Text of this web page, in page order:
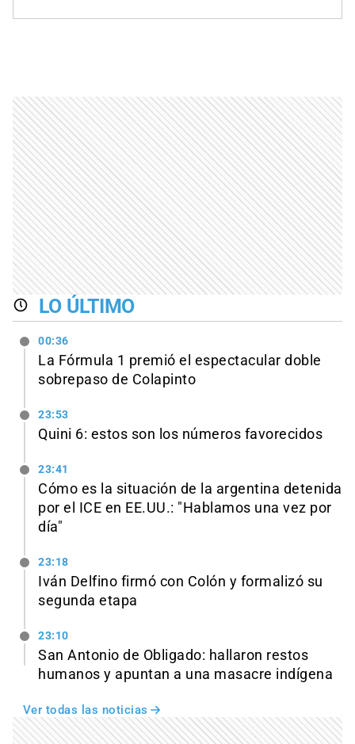
LO ÚLTIMO
00:36
La Fórmula 1 premió el espectacular doble
sobrepaso de Colapinto
23:53
Quini 6: estos son los números favorecidos
23:41
Cómo es la situación de la argentina detenida
por el ICE en EE.UU.: "Hablamos una vez por
día"
23:18
Iván Delfino firmó con Colón y formalizó su
segunda etapa
23:10
San Antonio de Obligado: hallaron restos
humanos y apuntan a una masacre indígena
Ver todas las noticias